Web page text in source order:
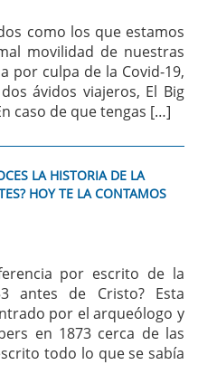
como los que estamos
movilidad de nuestras
por culpa de la Covid-19,
ávidos viajeros, El Big
caso de que tengas […]
LA HISTORIA DE LA
HOY TE LA CONTAMOS
por escrito de la
antes de Cristo? Esta
por el arqueólogo y
en 1873 cerca de las
todo lo que se sabía